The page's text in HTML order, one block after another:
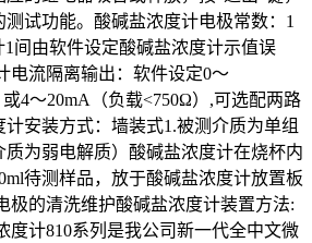
试功能。酸碱盐浓度计电极常数：1
1间由软件设定酸碱盐浓度计示值误
电流隔离输出：软件设定0～
4～20mA（负载<750Ω）,可选配两路
安装方式：墙装式1.被测介质为单组
为弱电解质）酸碱盐浓度计在烧杯内
待测样品，放于酸碱盐浓度计放置板
极的清洗维护酸碱盐浓度计装置方法:
度计810系列是我公司新一代全中文微